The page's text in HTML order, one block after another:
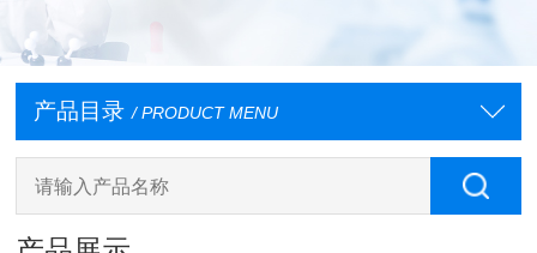
产品目录 / PRODUCT MENU